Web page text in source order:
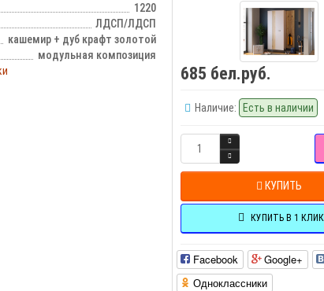
1220
ЛДСП/ЛДСП
кашемир + дуб крафт золотой
модульная композиция
685 бел.руб.
Наличие: Есть в наличии
КУПИТЬ
КУПИТЬ В 1 КЛИК
Facebook Google+
Одноклассники